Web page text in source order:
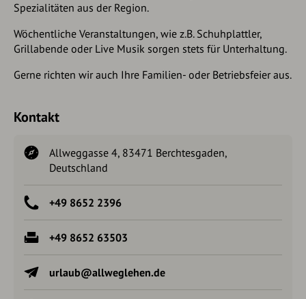
Spezialitäten aus der Region.
Wöchentliche Veranstaltungen, wie z.B. Schuhplattler,
Grillabende oder Live Musik sorgen stets für Unterhaltung.
Gerne richten wir auch Ihre Familien- oder Betriebsfeier aus.
Kontakt
Allweggasse 4, 83471 Berchtesgaden,
Deutschland
+49 8652 2396
+49 8652 63503
urlaub@allweglehen.de